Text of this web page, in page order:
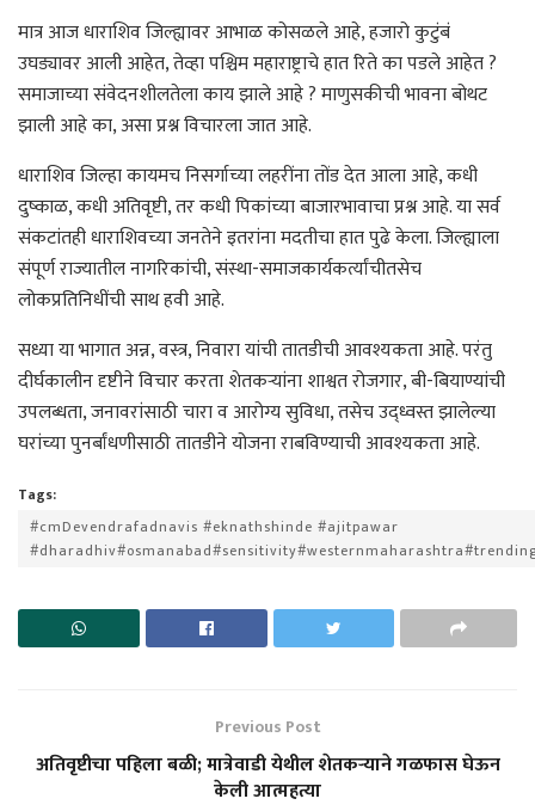
मात्र आज धाराशिव जिल्ह्यावर आभाळ कोसळले आहे, हजारो कुटुंबं
उघड्यावर आली आहेत, तेव्हा पश्चिम महाराष्ट्राचे हात रिते का पडले आहेत ?
समाजाच्या संवेदनशीलतेला काय झाले आहे ? माणुसकीची भावना बोथट
झाली आहे का, असा प्रश्न विचारला जात आहे.
धाराशिव जिल्हा कायमच निसर्गाच्या लहरींना तोंड देत आला आहे, कधी
दुष्काळ, कधी अतिवृष्टी, तर कधी पिकांच्या बाजारभावाचा प्रश्न आहे. या सर्व
संकटांतही धाराशिवच्या जनतेने इतरांना मदतीचा हात पुढे केला. जिल्ह्याला
संपूर्ण राज्यातील नागरिकांची, संस्था-समाजकार्यकर्त्यांचीतसेच
लोकप्रतिनिधींची साथ हवी आहे.
सध्या या भागात अन्न, वस्त्र, निवारा यांची तातडीची आवश्यकता आहे. परंतु
दीर्घकालीन दृष्टीने विचार करता शेतकऱ्यांना शाश्वत रोजगार, बी-बियाण्यांची
उपलब्धता, जनावरांसाठी चारा व आरोग्य सुविधा, तसेच उद्ध्वस्त झालेल्या
घरांच्या पुनर्बांधणीसाठी तातडीने योजना राबविण्याची आवश्यकता आहे.
Tags:
#cmDevendrafadnavis #eknathshinde #ajitpawar
Previous Post
अतिवृष्टीचा पहिला बळी; मात्रेवाडी येथील शेतकऱ्याने गळफास घेऊन
केली आत्महत्या